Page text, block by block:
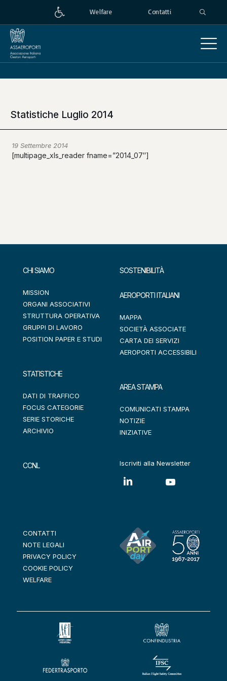
Welfare Contatti
Statistiche Luglio 2014
19 Settembre 2014
[multipage_xls_reader fname=”2014_07″]
CHI SIAMO
MISSION
ORGANI ASSOCIATIVI
STRUTTURA OPERATIVA
GRUPPI DI LAVORO
POSITION PAPER E STUDI
STATISTICHE
DATI DI TRAFFICO
FOCUS CATEGORIE
SERIE STORICHE
ARCHIVIO
CCNL
SOSTENIBILITÀ
AEROPORTI ITALIANI
MAPPA
SOCIETÀ ASSOCIATE
CARTA DEI SERVIZI
AEROPORTI ACCESSIBILI
AREA STAMPA
COMUNICATI STAMPA
NOTIZIE
INIZIATIVE
Iscriviti alla Newsletter
CONTATTI
NOTE LEGALI
PRIVACY POLICY
COOKIE POLICY
WELFARE